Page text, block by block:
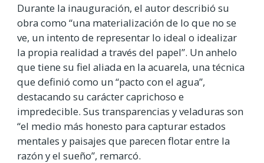
Durante la inauguración, el autor describió su
obra como “una materialización de lo que no se
ve, un intento de representar lo ideal o idealizar
la propia realidad a través del papel”. Un anhelo
que tiene su fiel aliada en la acuarela, una técnica
que definió como un “pacto con el agua”,
destacando su carácter caprichoso e
impredecible. Sus transparencias y veladuras son
“el medio más honesto para capturar estados
mentales y paisajes que parecen flotar entre la
razón y el sueño”, remarcó.